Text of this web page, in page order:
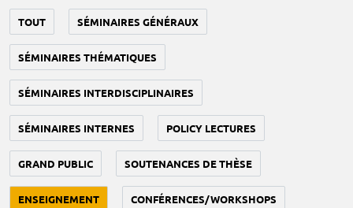
TOUT SÉMINAIRES GÉNÉRAUX
SÉMINAIRES THÉMATIQUES
SÉMINAIRES INTERDISCIPLINAIRES
SÉMINAIRES INTERNES POLICY LECTURES
GRAND PUBLIC SOUTENANCES DE THÈSE
ENSEIGNEMENT CONFÉRENCES/WORKSHOPS